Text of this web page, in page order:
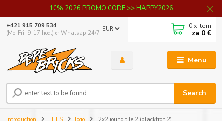
10% 2026 PROMO CODE >> HAPPY2026
Menu
EUR
Search
+421 915 709 534
(Mo-Fri, 9-17 hod.) or Whatsap 24/7
0x item
za 0 €
Introduction TILES logo 2x2 round tile 2 (blacktron 2)